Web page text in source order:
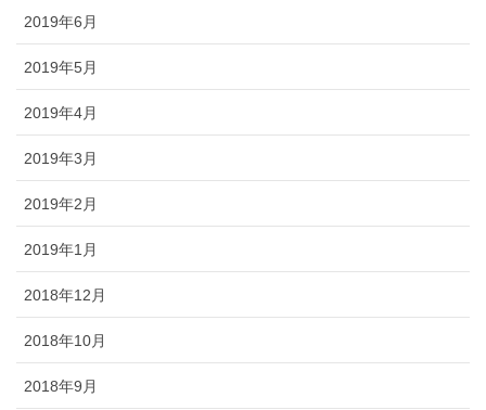
2019年6月
2019年5月
2019年4月
2019年3月
2019年2月
2019年1月
2018年12月
2018年10月
2018年9月